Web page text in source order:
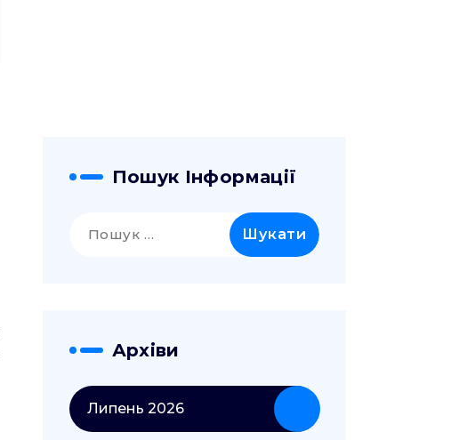
Пошук Інформації
Архіви
Липень 2026